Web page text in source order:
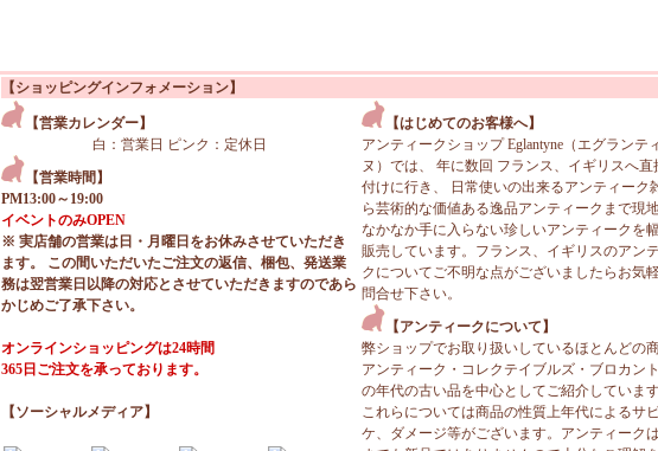
【ショッピングインフォメーション】
【営業カレンダー】
白：営業日 ピンク：定休日
【営業時間】
PM13:00～19:00
イベントのみOPEN
※ 実店舗の営業は日・月曜日をお休みさせていただき
ます。 この間いただいたご注文の返信、梱包、発送業
務は翌営業日以降の対応とさせていただきますのであら
かじめご了承下さい。
オンラインショッピングは24時間
365日ご注文を承っております。
【ソーシャルメディア】
【はじめてのお客様へ】
アンティークショップ Eglantyne（エグランテ
ヌ）では、 年に数回 フランス、イギリスへ直
付けに行き、 日常使いの出来るアンティーク
ら芸術的な価値ある逸品アンティークまで現
なかなか手に入らない珍しいアンティークを
販売しています。フランス、イギリスのアン
クについてご不明な点がございましたらお気
問合せ下さい。
【アンティークについて】
弊ショップでお取り扱いしているほとんどの
アンティーク・コレクテイブルズ・ブロカン
の年代の古い品を中心としてご紹介しています
これらについては商品の性質上年代によるサ
ケ、ダメージ等がございます。アンティーク